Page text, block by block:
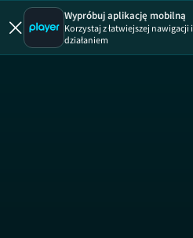
Wypróbuj aplikację mobilną
Korzystaj z łatwiejszej nawigacji
działaniem